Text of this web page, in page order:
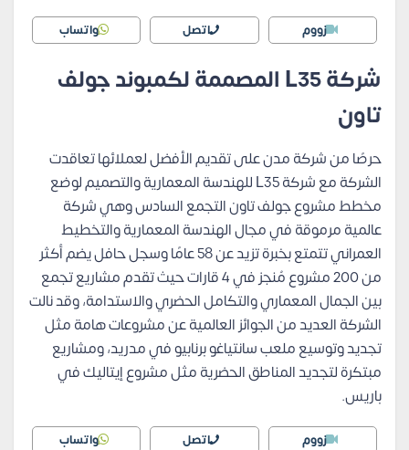
زووم اتصل واتساب
شركة
L35 المصممة لكمبوند جولف
تاون
حرصًا من شركة مدن على تقديم الأفضل لعملائها تعاقدت
الشركة مع شركة L35 للهندسة المعمارية والتصميم لوضع
مخطط مشروع جولف تاون التجمع السادس وهي شركة
عالمية مرموقة في مجال الهندسة المعمارية والتخطيط
العمراني تتمتع بخبرة تزيد عن 58 عامًا وسجل حافل يضم أكثر
من 200 مشروع مُنجز في 4 قارات حيث تقدم مشاريع تجمع
بين الجمال المعماري والتكامل الحضري والاستدامة، وقد نالت
الشركة العديد من الجوائز العالمية عن مشروعات هامة مثل
تجديد وتوسيع ملعب سانتياغو برنابيو في مدريد، ومشاريع
مبتكرة لتجديد المناطق الحضرية مثل مشروع إيتاليك في
باريس.
زووم اتصل واتساب